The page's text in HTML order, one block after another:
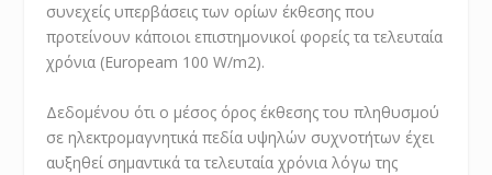
συνεχείς υπερβάσεις των ορίων έκθεσης που
προτείνουν κάποιοι επιστημονικοί φορείς τα τελευταία
χρόνια (Europeam 100 W/m2).
Δεδομένου ότι ο μέσος όρος έκθεσης του πληθυσμού
σε ηλεκτρομαγνητικά πεδία υψηλών συχνοτήτων έχει
αυξηθεί σημαντικά τα τελευταία χρόνια λόγω της